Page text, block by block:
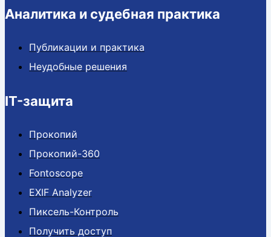
Аналитика и судебная практика
Публикации и практика
Неудобные решения
IT-защита
Прокопий
Прокопий-360
Fontoscope
EXIF Analyzer
Пиксель-Контроль
Получить доступ